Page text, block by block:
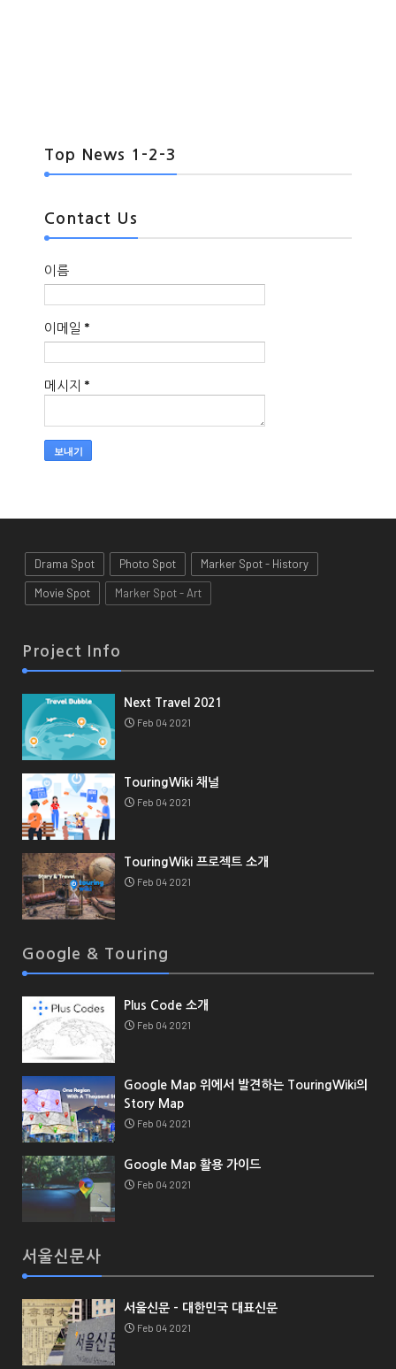
Top News 1-2-3
Contact Us
이름
이메일 *
메시지 *
Drama Spot Photo Spot Marker Spot - History
Movie Spot Marker Spot - Art
Project Info
Next Travel 2021
Feb 04 2021
TouringWiki 채널
Feb 04 2021
TouringWiki 프로젝트 소개
Feb 04 2021
Google & Touring
Plus Code 소개
Feb 04 2021
Google Map 위에서 발견하는 TouringWiki의
Story Map
Feb 04 2021
Google Map 활용 가이드
Feb 04 2021
서울신문사
서울신문 - 대한민국 대표신문
Feb 04 2021